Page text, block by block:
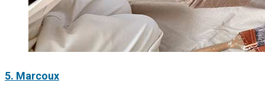
5. Marcoux